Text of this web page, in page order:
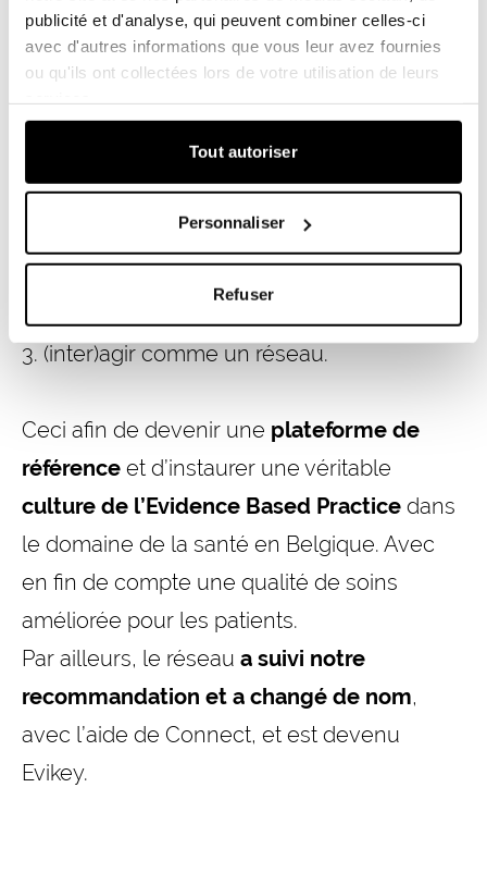
publicité et d'analyse, qui peuvent combiner celles-ci
avec d'autres informations que vous leur avez fournies
ou qu'ils ont collectées lors de votre utilisation de leurs
Tout autoriser
Personnaliser
Refuser
s’est ainsi basée sur trois actions
fondamentales :relier, orienter et
échanger. Notre plan d’actions 2021-2025 se
concentre donc sur un processus en trois
étapes successives qui consistent à :
3. (inter)agir comme un réseau.
Ceci afin de devenir une plateforme de
référence et d’instaurer une véritable
culture de l’Evidence Based Practice dans
le domaine de la santé en Belgique. Avec
en fin de compte une qualité de soins
améliorée pour les patients.
Par ailleurs, le réseau a suivi notre
recommandation et a changé de nom,
avec l’aide de Connect, et est devenu
Evikey.